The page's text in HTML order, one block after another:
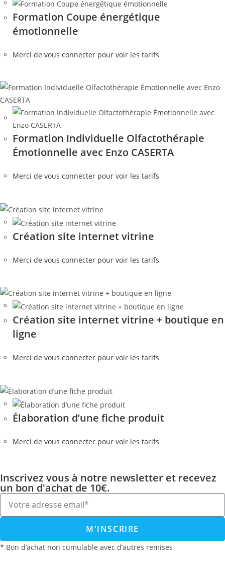
Formation Coupe énergétique
émotionnelle
Merci de vous connecter pour voir les tarifs
Formation Individuelle Olfactothérapie
Émotionnelle avec Enzo CASERTA
Merci de vous connecter pour voir les tarifs
Création site internet vitrine
Merci de vous connecter pour voir les tarifs
Création site internet vitrine + boutique en
ligne
Merci de vous connecter pour voir les tarifs
Élaboration d’une fiche produit
Merci de vous connecter pour voir les tarifs
Inscrivez vous à notre newsletter et recevez
un bon d'achat de 10€.
M'INSCRIRE
* Bon d’achat non cumulable avec d’autres remises